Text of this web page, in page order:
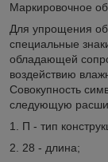
Маркировочное
Для упрощения
специальные
обладающей
воздействию
Совокупность
следующую
1. П - тип
2. 28 - длина;